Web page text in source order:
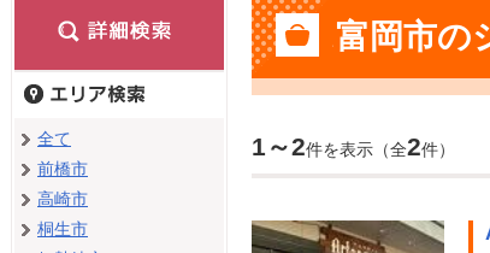
富岡市の
1～2件を表示（全2件）
全て
前橋市
高崎市
桐生市